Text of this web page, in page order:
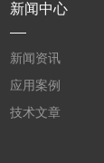
新闻中心
新闻资讯
应用案例
技术文章